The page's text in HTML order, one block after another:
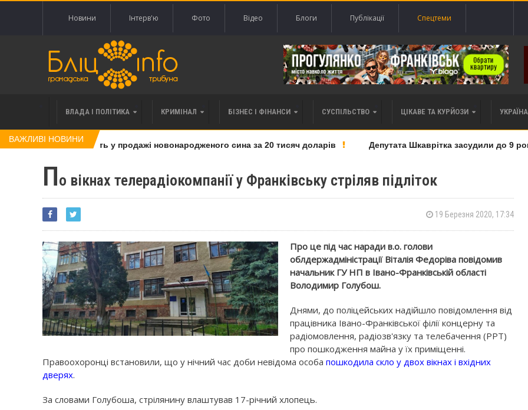
Новини Інтерв'ю Фото Відео Блоги Публікації Спецтеми
ВЛАДА І ПОЛІТИКА КРИМІНАЛ БІЗНЕС І ФІНАНСИ СУСПІЛЬСТВО ЦІКАВЕ ТА КУРЙОЗИ
ВАЖЛИВІ НОВИНИ
яку підозрюють у продажі новонародженого сина за 20 тисяч доларів Депутата Шкаврітка засудили до 9
По вікнах телерадіокомпанії у Франківську стріляв підліток
19 Березня 2020, 17:34
Про це під час наради в.о. голови
облдержадміністрації Віталія Федоріва повідомив
начальник ГУ НП в Івано-Франківській області
Володимир Голубош.
Днями, до поліцейських надійшло повідомлення від
працівника Івано-Франківської філії концерну та
радіомовлення, радіозв'язку та телебачення (РРТ)
про пошкодження майна у їх приміщенні.
Правоохоронці встановили, що у нічний час доби невідома особа пошкодила скло у двох вікнах і вхідних
дверях.
За словами Голубоша, стрілянину влаштував 17-річний хлопець.